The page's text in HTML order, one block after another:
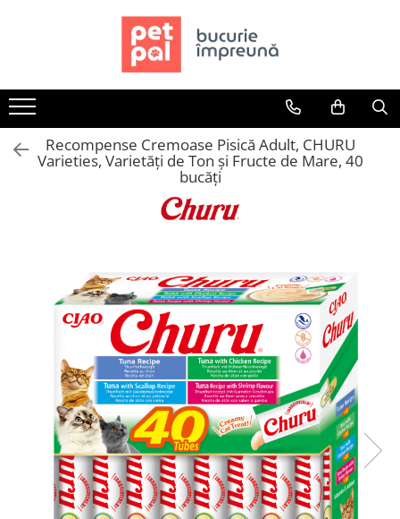
Câini
Hrană Uscată Câini
Câine Junior
Câine Adult
Diete Veterinare Câini
Recompense Câini
Piele Presată
Proteice
Cremoase
Semi-umede
Pernuțe
Recompense Cremoase Pisică Adult, CHURU
Varieties, Varietăți de Ton și Fructe de Mare, 40
bucăți